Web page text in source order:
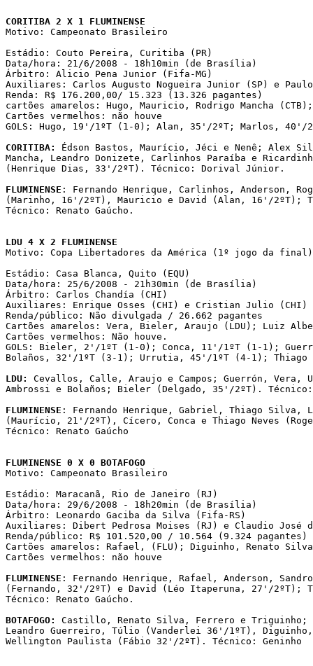
CORITIBA 2 X 1 FLUMINENSE
Motivo: Campeonato Brasileiro
Estádio: Couto Pereira, Curitiba (PR)
Data/hora: 21/6/2008 - 18h10min (de Brasília)
Árbitro: Alicio Pena Junior (Fifa-MG)
Auxiliares: Carlos Augusto Nogueira Junior (SP) e
Renda: R$ 176.200,00/ 15.323 (13.326 pagantes)
cartões amarelos: Hugo, Mauricio, Rodrigo Mancha
Cartões vermelhos: não houve
GOLS: Hugo, 19'/1ºT (1-0); Alan, 35'/2ºT; Marlos, 40'/
CORITIBA:
Édson Bastos, Maurício, Jéci e Nenê; Alex
Mancha, Leandro Donizete, Carlinhos Paraíba e
(Henrique Dias, 33'/2ºT). Técnico: Dorival Júnior.
FLUMINENSE : Fernando Henrique, Carlinhos, Anderson,
(Marinho, 16'/2ºT), Mauricio e David (Alan, 16'/2ºT);
Técnico: Renato Gaúcho.
LDU 4 X 2 FLUMINENSE
Motivo: Copa Libertadores da América (1º jogo da final)
Estádio: Casa Blanca, Quito (EQU)
Data/hora: 25/6/2008 - 21h30min (de Brasília)
Árbitro: Carlos Chandía (CHI)
Auxiliares: Enrique Osses (CHI) e Cristian Julio (CHI)
Renda/público: Não divulgada / 26.662 pagantes
Cartões amarelos: Vera, Bieler, Araujo (LDU); Luiz
Cartões vermelhos: Não houve.
GOLS: Bieler, 2'/1ºT (1-0); Conca, 11'/1ºT (1-1);
Bolaños, 32'/1ºT (3-1); Urrutia, 45'/1ºT (4-1); Thiago
LDU:
Cevallos, Calle, Araujo e Campos; Guerrón,
Ambrossi e Bolaños; Bieler (Delgado, 35'/2ºT). Técnico:
FLUMINENSE : Fernando Henrique, Gabriel, Thiago Silva,
(Maurício, 21'/2ºT), Cícero, Conca e Thiago Neves
Técnico: Renato Gaúcho
FLUMINENSE 0 X 0 BOTAFOGO
Motivo: Campeonato Brasileiro
Estádio: Maracanã, Rio de Janeiro (RJ)
Data/hora: 29/6/2008 - 18h20min (de Brasília)
Árbitro: Leonardo Gaciba da Silva (Fifa-RS)
Auxiliares: Dibert Pedrosa Moises (RJ) e Claudio José
Renda/público: R$ 101.520,00 / 10.564 (9.324 pagantes)
Cartões amarelos: Rafael, (FLU); Diguinho, Renato Silva
Cartões vermelhos: não houve
FLUMINENSE : Fernando Henrique, Rafael, Anderson,
(Fernando, 32'/2ºT) e David (Léo Itaperuna, 27'/2ºT);
Técnico: Renato Gaúcho.
BOTAFOGO:
Castillo, Renato Silva, Ferrero e Triguinho;
Leandro Guerreiro, Túlio (Vanderlei 36'/1ºT),
Wellington Paulista (Fábio 32'/2ºT). Técnico: Geninho